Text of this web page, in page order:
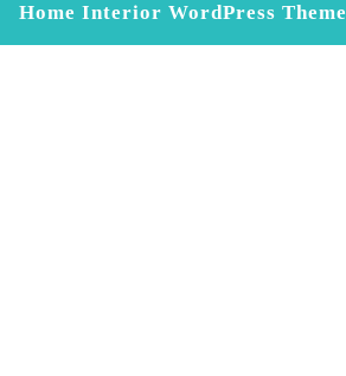
Home Interior WordPress Theme